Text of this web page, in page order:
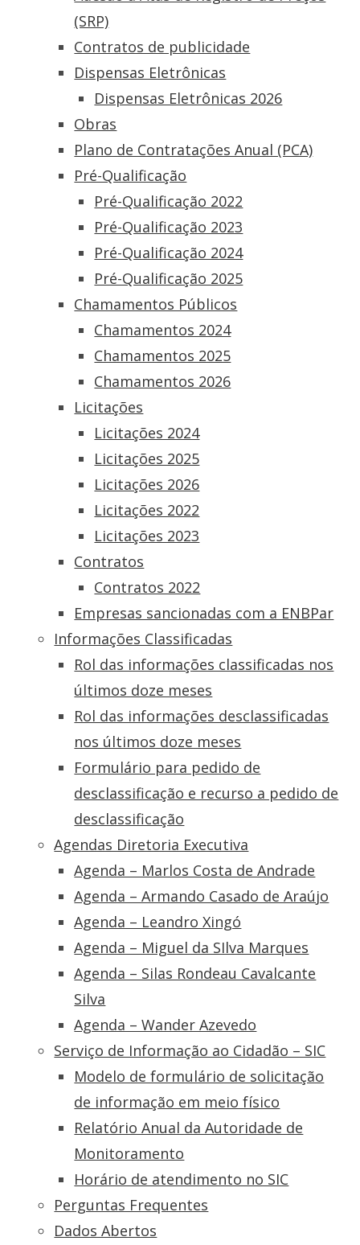
(SRP)
Contratos de publicidade
Dispensas Eletrônicas
Dispensas Eletrônicas 2026
Obras
Plano de Contratações Anual (PCA)
Pré-Qualificação
Pré-Qualificação 2022
Pré-Qualificação 2023
Pré-Qualificação 2024
Pré-Qualificação 2025
Chamamentos Públicos
Chamamentos 2024
Chamamentos 2025
Chamamentos 2026
Licitações
Licitações 2024
Licitações 2025
Licitações 2026
Licitações 2022
Licitações 2023
Contratos
Contratos 2022
Empresas sancionadas com a ENBPar
Informações Classificadas
Rol das informações classificadas nos
últimos doze meses
Rol das informações desclassificadas
nos últimos doze meses
Formulário para pedido de
desclassificação e recurso a pedido de
desclassificação
Agendas Diretoria Executiva
Agenda – Marlos Costa de Andrade
Agenda – Armando Casado de Araújo
Agenda – Leandro Xingó
Agenda – Miguel da SIlva Marques
Agenda – Silas Rondeau Cavalcante
Silva
Agenda – Wander Azevedo
Serviço de Informação ao Cidadão – SIC
Modelo de formulário de solicitação
de informação em meio físico
Relatório Anual da Autoridade de
Monitoramento
Horário de atendimento no SIC
Perguntas Frequentes
Dados Abertos